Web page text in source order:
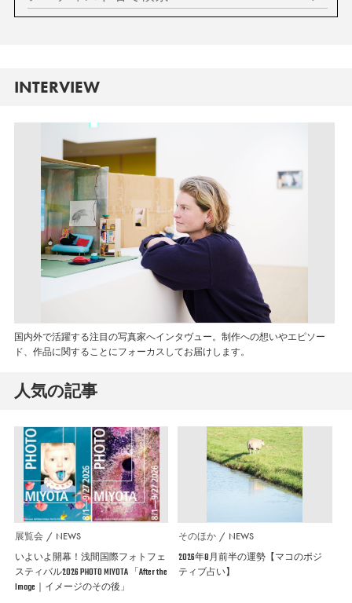
INTERVIEW
国内外で活躍する注目の写真家へインタヴュー。制作への想いやエピソー
ド、作品に関することにフォーカスしてお届けします。
人気の記事
展覧会 NEWS
いよいよ開幕！浅間国際フォトフェ
スティバル2026 PHOTO MIYOTA 「After the
Image｜イメージのその後」
そのほか NEWS
2026年8月前半の運勢【マコのポジ
ティブ占い】